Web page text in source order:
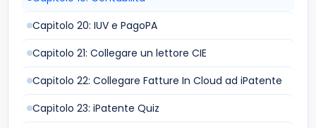
Capitolo 20: IUV e PagoPA
Capitolo 21: Collegare un lettore CIE
Capitolo 22: Collegare Fatture In Cloud ad iPatente
Capitolo 23: iPatente Quiz